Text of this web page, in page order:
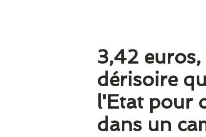
3,42
dérisoire
l'Etat pour
dans un